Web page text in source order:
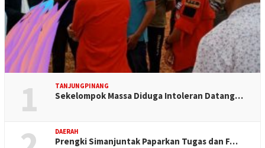
1 TANJUNGPINANG
Sekelompok Massa Diduga Intoleran Datang…
DAERAH
Prengki Simanjuntak Paparkan Tugas dan F…